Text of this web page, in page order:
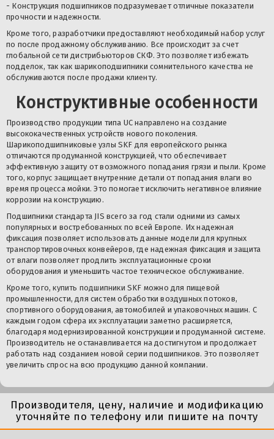
- Конструкция подшипников подразумевает отличные показатели
прочности и надежности.
Кроме того, разработчики предоставляют необходимый набор услуг
по после продажному обслуживанию. Все происходит за счет
глобальной сети дистрибьюторов СКФ. Это позволяет избежать
подделок, так как шарикоподшипники сомнительного качества не
обслуживаются после продажи клиенту.
Конструктивные особенности
Производство продукции типа UC направлено на создание
высококачественных устройств нового поколения.
Шарикоподшипниковые узлы SKF для европейского рынка
отличаются продуманной конструкцией, что обеспечивает
эффективную защиту от возможного попадания грязи и пыли. Кроме
того, корпус защищает внутренние детали от попадания влаги во
время процесса мойки. Это помогает исключить негативное влияние
коррозии на конструкцию.
Подшипники стандарта JIS всего за год стали одними из самых
популярных и востребованных по всей Европе. Их надежная
фиксация позволяет использовать данные модели для крупных
транспортировочных конвейеров, где надежная фиксация и защита
от влаги позволяет продлить эксплуатационные сроки
оборудования и уменьшить частое техническое обслуживание.
Кроме того, купить подшипники SKF можно для пищевой
промышленности, для систем обработки воздушных потоков,
спортивного оборудования, автомобилей и упаковочных машин. С
каждым годом сфера их эксплуатации заметно расширяется,
благодаря модернизированной конструкции и продуманной системе.
Производитель не останавливается на достигнутом и продолжает
работать над созданием новой серии подшипников. Это позволяет
увеличить спрос на всю продукцию данной компании.
Производителя, цену, наличие и модификацию
уточняйте по телефону или пишите на почту